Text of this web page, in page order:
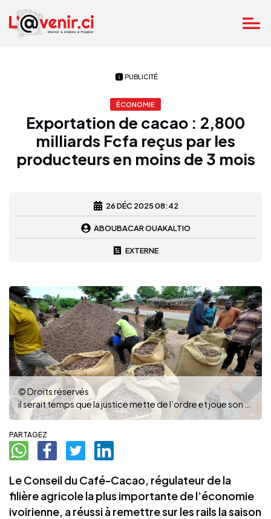
PUBLICITÉ
ÉCONOMIE
Exportation de cacao : 2,800
milliards Fcfa reçus par les
producteurs en moins de 3 mois
26 DÉC 2025 08:42
ABOUBACAR OUAKALTIO
EXTERNE
© Droits réservés
il serait temps que la justice mette de l’ordre et joue son rôle, pour plus de sérénité pour les producteurs
PARTAGEZ
Le Conseil du Café-Cacao, régulateur de la
filière agricole la plus importante de l’économie
ivoirienne, a réussi à remettre sur les rails la saison